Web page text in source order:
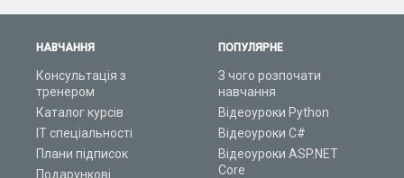
НАВЧАННЯ
Консультація з
тренером
Каталог курсів
ІТ спеціальності
Плани підписок
Подарункові
ПОПУЛЯРНЕ
З чого розпочати
навчання
Відеоуроки Python
Відеоуроки C#
Відеоуроки ASP.NET
Core